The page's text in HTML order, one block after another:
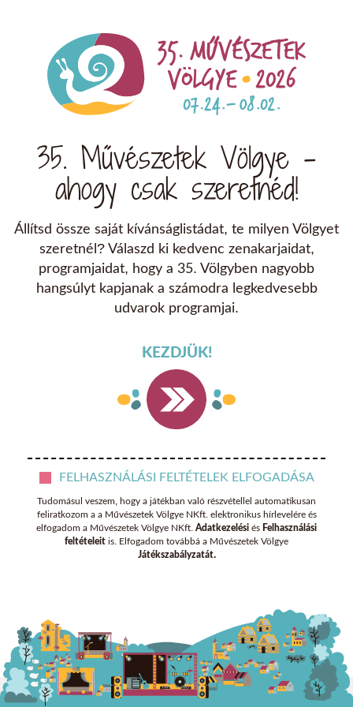
35. Művészetek Völgye -
ahogy csak szeretnéd!
Állítsd össze saját kívánságlistádat, te milyen Völgyet
szeretnél? Válaszd ki kedvenc zenakarjaidat,
programjaidat, hogy a 35. Völgyben nagyobb
hangsúlyt kapjanak a számodra legkedvesebb
udvarok programjai.
KEZDJÜK!
FELHASZNÁLÁSI FELTÉTELEK ELFOGADÁSA
Tudomásul veszem, hogy a játékban való részvétellel automatikusan
feliratkozom a a Művészetek Völgye NKft. elektronikus hírlevelére és
elfogadom a Művészetek Völgye NKft. Adatkezelési és Felhasználási
feltételeit is. Elfogadom továbbá a Művészetek Völgye
Játékszabályzatát.